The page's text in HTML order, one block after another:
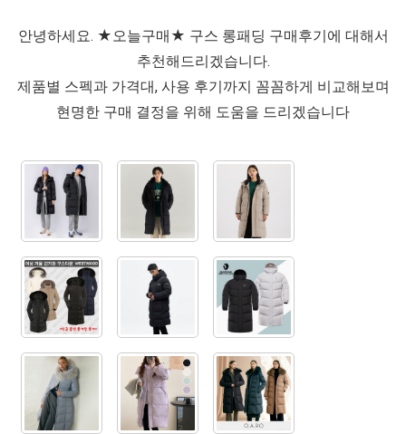
안녕하세요. ★오늘구매★ 구스 롱패딩 구매후기에 대해서
추천해드리겠습니다.
제품별 스펙과 가격대, 사용 후기까지 꼼꼼하게 비교해보며
현명한 구매 결정을 위해 도움을 드리겠습니다